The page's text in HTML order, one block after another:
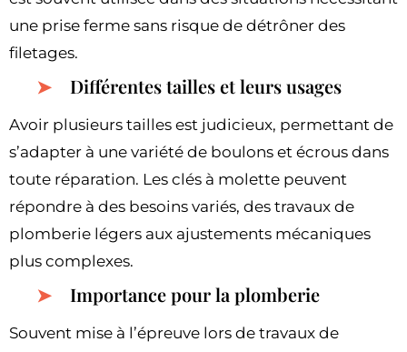
une prise ferme sans risque de détrôner des
filetages.
Différentes tailles et leurs usages
Avoir plusieurs tailles est judicieux, permettant de
s’adapter à une variété de boulons et écrous dans
toute réparation. Les clés à molette peuvent
répondre à des besoins variés, des travaux de
plomberie légers aux ajustements mécaniques
plus complexes.
Importance pour la plomberie
Souvent mise à l’épreuve lors de travaux de